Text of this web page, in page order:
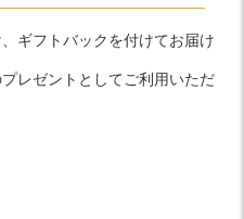
ギフトバックを付けてお届け
レゼントとしてご利用いただ